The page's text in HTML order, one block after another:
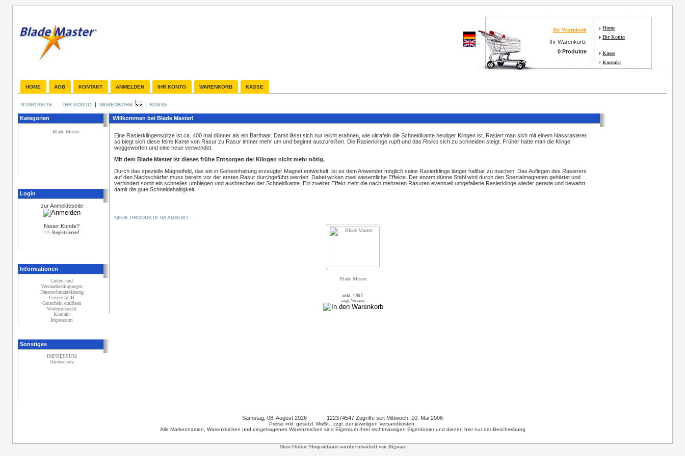
Ihr Warenkorb
Ihr Warenkorb:
0 Produkte
Home
Ihr Konto
Kasse
Kontakt
HOME AGB KONTAKT ANMELDEN IHR KONTO WARENKORB KASSE
STARTSEITE IHR KONTO | WARENKORB | KASSE
Kategorien
Blade Master
Login
zur Anmeldeseite
Neuer Kunde?
=> Registrieren!
Informationen
Liefer- und
Versandbedingungen
Datenschutzerklärung
Unsere AGB
Gutschein einlösen
Widerrufsrecht
Kontakt
Impressum
Sonstiges
IMPRESSUM
Datenschutz
Willkommen bei Blade Master!
Eine Rasierklingenspitze ist ca. 400 mal dünner als ein Barthaar. Damit lässt sich nur leicht erahnen, wie ultrafein die Schneidkante heutiger Klingen ist. Rasiert man sich mit einem Nassrasierer,
so biegt sich diese feine Kante von Rasur zu Rasur immer mehr um und beginnt auszureißen. Die Rasierklinge rupft und das Risiko sich zu schneiden steigt. Früher hatte man die Klinge
weggeworfen und eine neue verwendet.
Mit dem Blade Master ist dieses frühe Entsorgen der Klingen nicht mehr nötig.
Durch das spezielle Magnetfeld, das ein in Geheimhaltung erzeugter Magnet entwickelt, ist es dem Anwender möglich seine Rasierklinge länger haltbar zu machen. Das Auflegen des Rasierers
auf den Nachschärfer muss bereits vor der ersten Rasur durchgeführt werden. Dabei wirken zwei wesentliche Effekte. Der enorm dünne Stahl wird durch den Spezialmagneten gehärtet und
verhindert somit ein schnelles umbiegen und ausbrechen der Schneidkante. Ein zweiter Effekt zieht die nach mehreren Rasuren eventuell umgefallene Rasierklinge wieder gerade und bewahrt
damit die gute Schneidehaltigkeit.
NEUE PRODUKTE IM AUGUST
Blade Master
inkl. UST
zzgl. Versand
Samstag, 08. August 2026 122374547 Zugriffe seit Mittwoch, 10. Mai 2006
Preise inkl. gesetzl. MwSt., zzgl. der jeweiligen Versandkosten.
Alle Markennamen, Warenzeichen und eingetragenen Warenzeichen sind Eigentum Ihrer rechtmässigen Eigentümer und dienen hier nur der Beschreibung
Diese Online Shopsoftware wurde entwickelt von Bigware